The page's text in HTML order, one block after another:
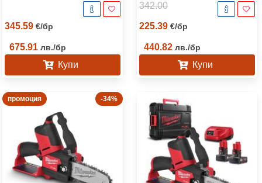
345.59 €/бр
675.91 лв./бр
Купи
342.00
225.39 €/бр
440.82 лв./бр
Купи
промоция -34%